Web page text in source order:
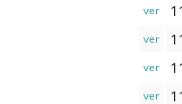
ver
ver
ver
ver